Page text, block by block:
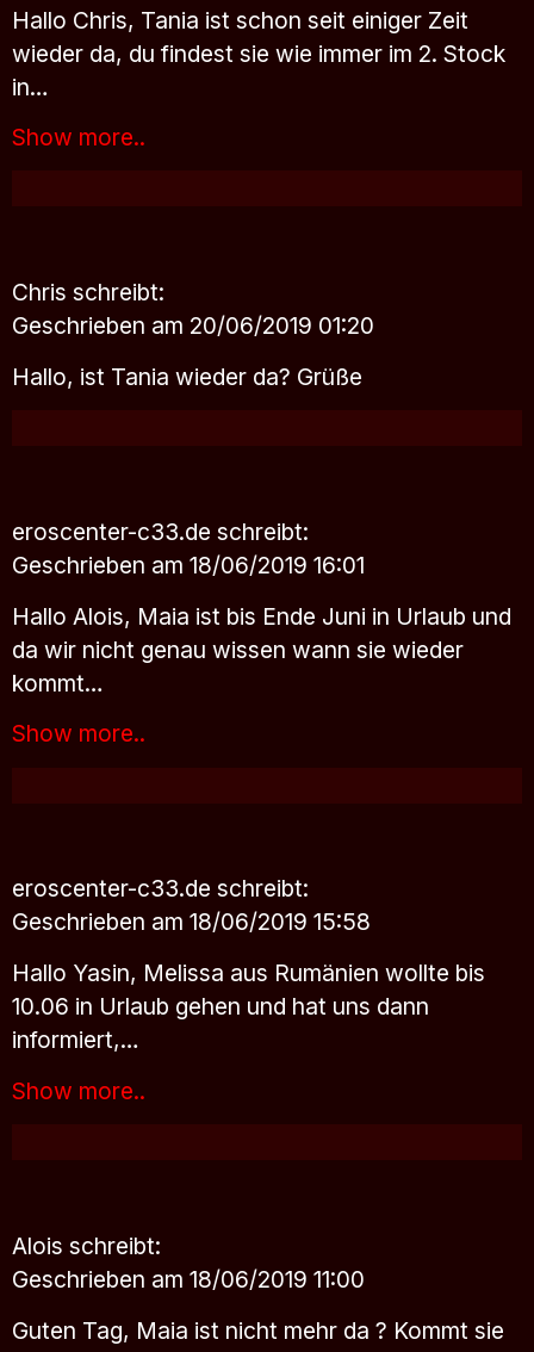
Hallo Chris, Tania ist schon seit einiger Zeit
wieder da, du findest sie wie immer im 2. Stock
in…
Show more..
Chris schreibt:
Geschrieben am 20/06/2019 01:20
Hallo, ist Tania wieder da? Grüße
eroscenter-c33.de schreibt:
Geschrieben am 18/06/2019 16:01
Hallo Alois, Maia ist bis Ende Juni in Urlaub und
da wir nicht genau wissen wann sie wieder
kommt…
Show more..
eroscenter-c33.de schreibt:
Geschrieben am 18/06/2019 15:58
Hallo Yasin, Melissa aus Rumänien wollte bis
10.06 in Urlaub gehen und hat uns dann
informiert,…
Show more..
Alois schreibt:
Geschrieben am 18/06/2019 11:00
Guten Tag, Maia ist nicht mehr da ? Kommt sie